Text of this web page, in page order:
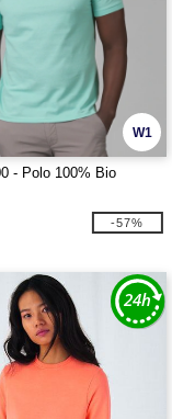
W1
- Polo 100% Bio
-57%